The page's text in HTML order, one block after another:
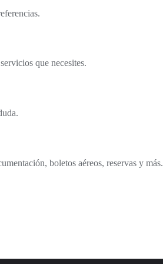
que necesites.
boletos aéreos, reservas y más.